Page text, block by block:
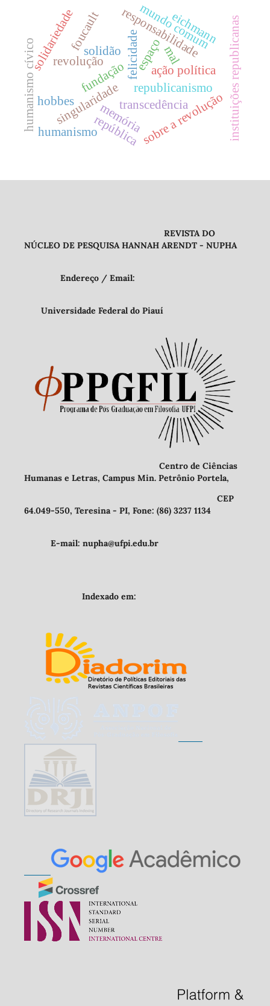
fundaçãofelicidadeespaço
singularidade
responsabilidade
revolução
transcedência
ação política
solidariedade
sobre a revolução
solidão mundo comum instituições republicanas
foucault
humanismo cívico
republicanismo
hobbes
eichmann
memória
república
humanismo
mal
REVISTA DO
NÚCLEO DE PESQUISA HANNAH ARENDT - NUPHA
Endereço / Email:
Universidade Federal do Piauí
Centro de Ciências
Humanas e Letras, Campus Min. Petrônio Portela,
CEP
64.049-550, Teresina - PI, Fone: (86) 3237 1134
E-mail: nupha@ufpi.edu.br
Indexado em: